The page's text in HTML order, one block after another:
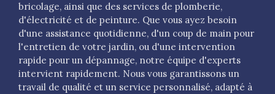
bricolage, ainsi que des services de plomberie,
d'électricité et de peinture. Que vous ayez besoin
d'une assistance quotidienne, d'un coup de main pour
l'entretien de votre jardin, ou d'une intervention
rapide pour un dépannage, notre équipe d'experts
intervient rapidement. Nous vous garantissons un
travail de qualité et un service personnalisé, adapté à